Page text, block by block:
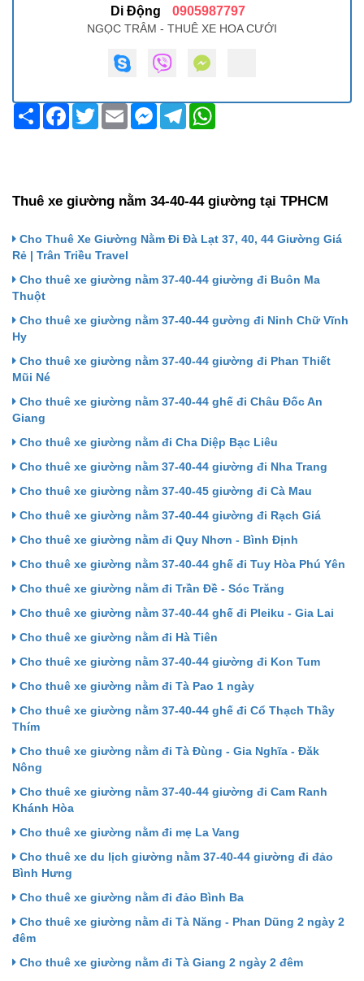
Di Động 0905987797
NGỌC TRÂM - THUÊ XE HOA CƯỚI
Share Facebook
TwitterEmail Messenger
Telegram
Thuê xe giường nằm 34-40-44 giường tại TPHCM
Cho Thuê Xe Giường Nằm Đi Đà Lạt 37, 40, 44 Giường Giá
Rẻ | Trân Triều Travel
Cho thuê xe giường nằm 37-40-44 giường đi Buôn Ma
Thuột
Cho thuê xe giường nằm 37-40-44 gường đi Ninh Chữ Vĩnh
Hy
Cho thuê xe giường nằm 37-40-44 giường đi Phan Thiết
Mũi Né
Cho thuê xe giường nằm 37-40-44 ghế đi Châu Đốc An
Giang
Cho thuê xe giường nằm đi Cha Diệp Bạc Liêu
Cho thuê xe giường nằm 37-40-44 giường đi Nha Trang
Cho thuê xe giường nằm 37-40-45 giường đi Cà Mau
Cho thuê xe giường nằm 37-40-44 giường đi Rạch Giá
Cho thuê xe giường nằm đi Quy Nhơn - Bình Định
Cho thuê xe giường nằm 37-40-44 ghế đi Tuy Hòa Phú Yên
Cho thuê xe giường nằm đi Trần Đề - Sóc Trăng
Cho thuê xe giường nằm 37-40-44 ghế đi Pleiku - Gia Lai
Cho thuê xe giường nằm đi Hà Tiên
Cho thuê xe giường nằm 37-40-44 giường đi Kon Tum
Cho thuê xe giường nằm đi Tà Pao 1 ngày
Cho thuê xe giường nằm 37-40-44 ghế đi Cổ Thạch Thầy
Thím
Cho thuê xe giường nằm đi Tà Đùng - Gia Nghĩa - Đăk
Nông
Cho thuê xe giường nằm 37-40-44 giường đi Cam Ranh
Khánh Hòa
Cho thuê xe giường nằm đi mẹ La Vang
Cho thuê xe du lịch giường nằm 37-40-44 giường đi đảo
Bình Hưng
Cho thuê xe giường nằm đi đảo Bình Ba
Cho thuê xe giường nằm đi Tà Năng - Phan Dũng 2 ngày 2
đêm
Cho thuê xe giường nằm đi Tà Giang 2 ngày 2 đêm